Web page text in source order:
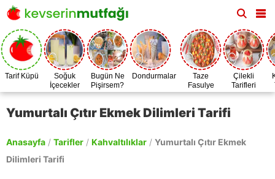
Tarif Küpü
Soğuk
İçecekler
Bugün Ne
Pişirsem?
Dondurmalar
Taze
Fasulye
Zamanı
Çilekli
Tarifleri
Yumurtalı Çıtır Ekmek Dilimleri Tarifi
Anasayfa / Tarifler / Kahvaltılıklar / Yumurtalı Çıtır Ekmek
Dilimleri Tarifi